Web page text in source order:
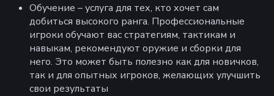
Обучение – услуга для тех, кто хочет сам
добиться высокого ранга. Профессиональные
игроки обучают вас стратегиям, тактикам и
навыкам, рекомендуют оружие и сборки для
него. Это может быть полезно как для новичков,
так и для опытных игроков, желающих улучшить
свои результаты